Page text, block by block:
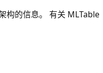
构的信息。 有关 MLTable